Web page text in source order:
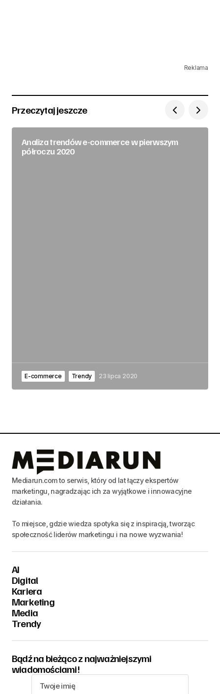
Reklama
Przeczytaj jeszcze
Analiza trendów e-commerce w pierwszym
półroczu 2020
E-commerce Trendy 23 lipca 2020
Mediarun.com to serwis, który od lat łączy ekspertów
marketingu, nagradzając ich za wyjątkowe i innowacyjne
działania.
To miejsce, gdzie wiedza spotyka się z inspiracją, tworząc
społeczność liderów marketingu i na nowe wyzwania!
AI
Digital
Kariera
Marketing
Media
Trendy
Bądź na bieżąco z najważniejszymi
wiadomościami!